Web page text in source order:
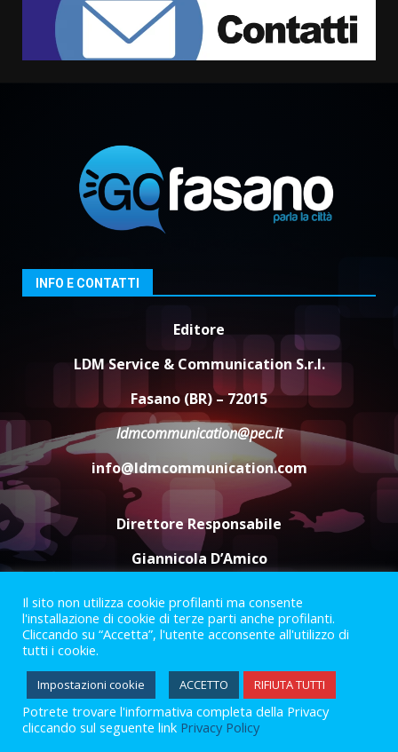
1
cittadina di Fratelli d’Italia,
pronta a tornare in Consiglio
comunale
condivisa della Villetta di
Laureto
6 Agosto 2026 06:20
3
La magia del Minareto e la prima
Serie D, l’Us Fasano è escluso
dal campionato
Truffatori in azione nelle
frazioni fasanesi
5 Agosto 2026 11:03
INFO E CONTATTI
Editore
LDM Service & Communication S.r.l.
Fasano (BR) – 72015
ldmcommunication@pec.it
info@ldmcommunication.com
Direttore Responsabile
Giannicola D’Amico
Termini e Condizioni
Privacy Policy
Informazioni Legali
Facebook
Instagram
Youtube
2023 © Gofasano|Powered byCreativestudio
Il sito non utilizza cookie profilanti ma consente
l'installazione di cookie di terze parti anche profilanti.
Cliccando su “Accetta”, l'utente acconsente all'utilizzo di
tutti i cookie.
Impostazioni cookie ACCETTO RIFIUTA TUTTI
Potrete trovare l'informativa completa della Privacy
cliccando sul seguente link Privacy Policy